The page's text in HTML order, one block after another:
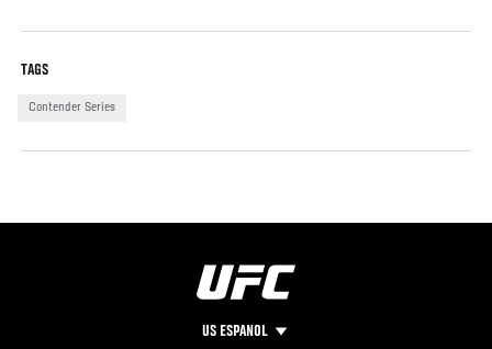
Post
TAGS
Contender Series
US ESPANOL